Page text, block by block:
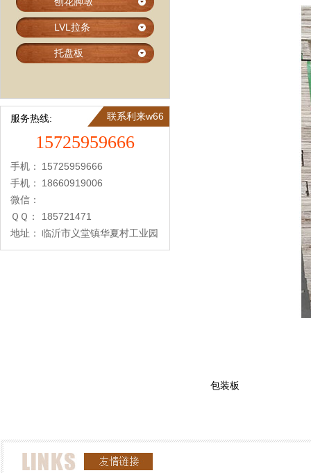
LVL拉条
托盘板
服务热线: 联系利来w66
15725959666
手机：
15725959666
手机：
18660919006
微信：
ＱＱ：
185721471
地址： 临沂市义堂镇华夏村工业园
包装板